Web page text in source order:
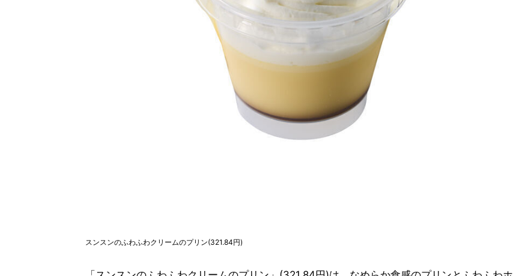
スンスンのふわふわクリームのプリン(321.84円)